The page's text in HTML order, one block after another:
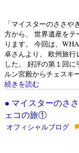
「マイスターのささ
方から、 世界遺産をテ
ります。 今回は、
卓さんより、 欧州旅行
した。 好評の第１回
ルン宮殿からチェスキ
続きを読む
● マイスターのさ
ェコの旅①
オフィシャルブログ